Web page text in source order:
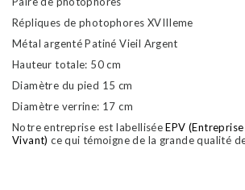
Répliques de photophores XVIIIeme
Métal argenté Patiné Vieil Argent
Hauteur totale: 50 cm
Diamètre du pied 15 cm
Diamètre verrine: 17 cm
Notre entreprise est labelliséeEPV
Vivant) ce qui témoigne de la grande qualité